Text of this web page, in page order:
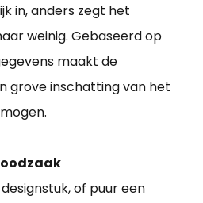
in, anders zegt het
weinig. Gebaseerd op
maakt de
grove inschatting van het
of puur een